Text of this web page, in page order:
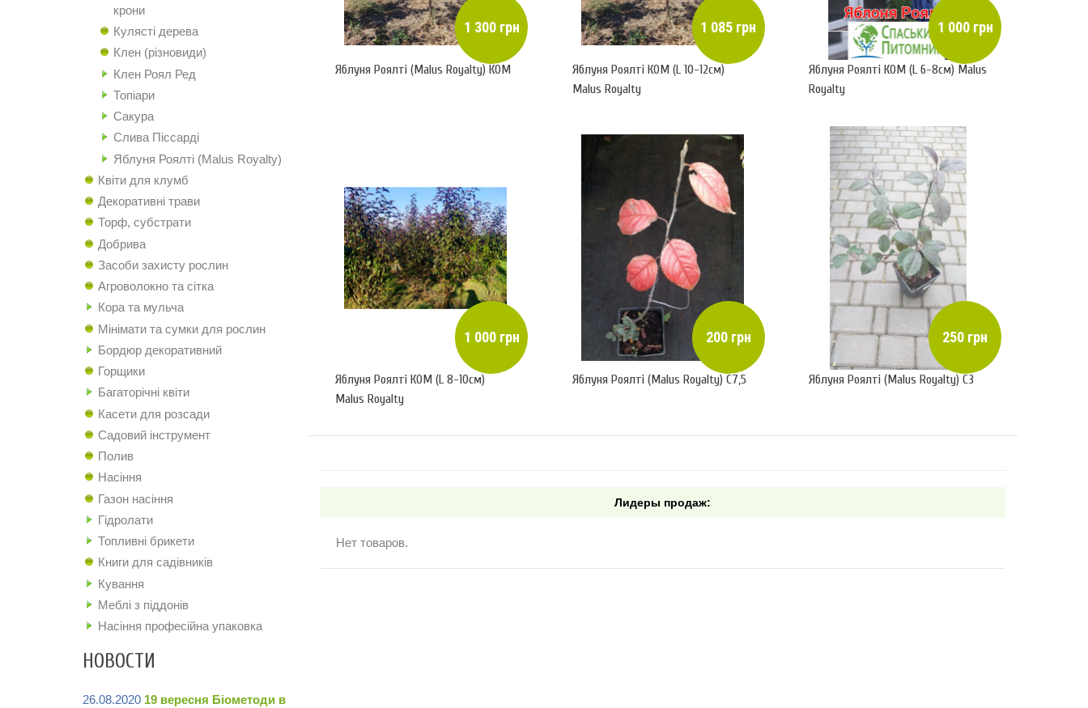
крони
Кулясті дерева
Клен (різновиди)
Клен Роял Ред
Топіари
Сакура
Слива Піссарді
Яблуня Роялті (Malus Royalty)
Квіти для клумб
Декоративні трави
Торф, субстрати
Добрива
Засоби захисту рослин
Агроволокно та сітка
Кора та мульча
Мінімати та сумки для рослин
Бордюр декоративний
Горщики
Багаторічні квіти
Касети для розсади
Садовий інструмент
Полив
Насіння
Газон насіння
Гідролати
Топливні брикети
Книги для садівників
Кування
Меблі з піддонів
Насіння професійна упаковка
НОВОСТИ
26.08.2020 19 вересня Біометоди в
1 300 грн
Яблуня Роялті (Malus Royalty) КОМ
1 085 грн
Яблуня Роялті КОМ (L 10-12см)
Malus Royalty
1 000 грн
Яблуня Роялті КОМ (L 6-8см) Malus
Royalty
1 000 грн
Яблуня Роялті КОМ (L 8-10см)
Malus Royalty
200 грн
Яблуня Роялті (Malus Royalty) C7,5
250 грн
Яблуня Роялті (Malus Royalty) C3
Лидеры продаж:
Нет товаров.